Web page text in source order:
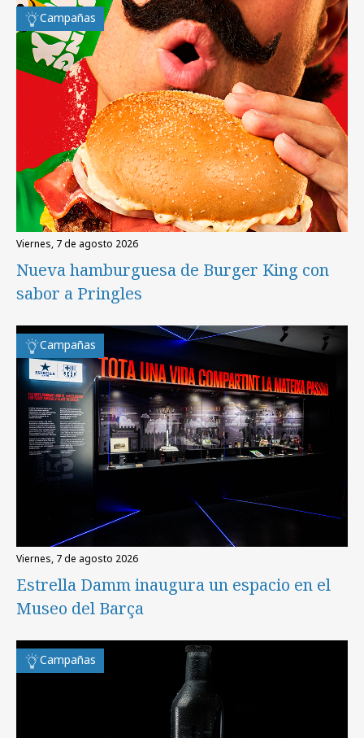
Campañas
viernes, 7 de agosto 2026
Nueva hamburguesa de Burger King con
sabor a Pringles
Campañas
viernes, 7 de agosto 2026
Estrella Damm inaugura un espacio en el
Museo del Barça
Campañas